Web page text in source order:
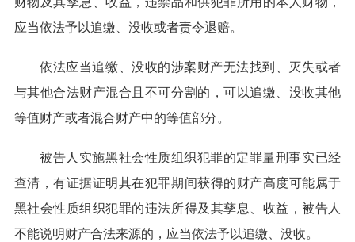
应当依法予以追缴、没收或者责令退赔。
依法应当追缴、没收的涉案财产无法找到、灭失或者
与其他合法财产混合且不可分割的，可以追缴、没收其他
等值财产或者混合财产中的等值部分。
被告人实施黑社会性质组织犯罪的定罪量刑事实已经
查清，有证据证明其在犯罪期间获得的财产高度可能属于
黑社会性质组织犯罪的违法所得及其孳息、收益，被告人
不能说明财产合法来源的，应当依法予以追缴、没收。